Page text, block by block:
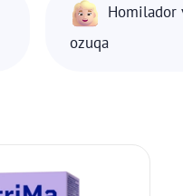
Homilador
ozuqa